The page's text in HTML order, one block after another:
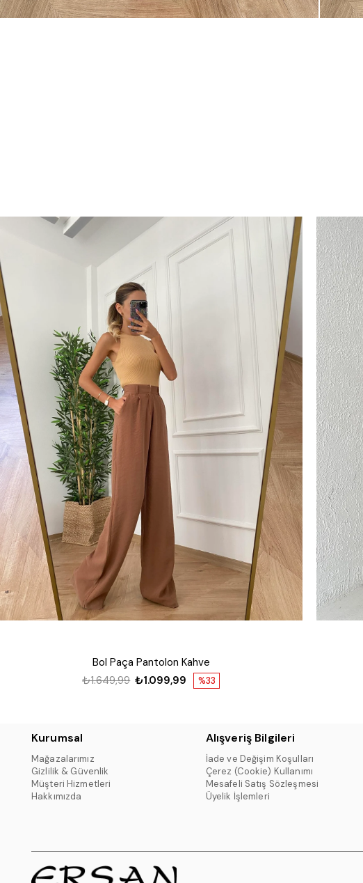
Bol Paça Pantolon Kahve
%33
₺1.099,99
₺1.649,99
Kurumsal
Mağazalarımız
Gizlilik & Güvenlik
Müşteri Hizmetleri
Hakkımızda
Alışveriş Bilgileri
İade ve Değişim Koşulları
Çerez (Cookie) Kullanımı
Mesafeli Satış Sözleşmesi
Üyelik İşlemleri